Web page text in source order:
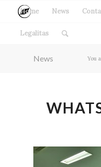
Home News
Legalitas
News You